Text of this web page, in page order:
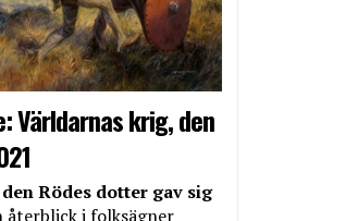
Världarnas krig, den
Rödes dotter gav sig
återblick i folksägner